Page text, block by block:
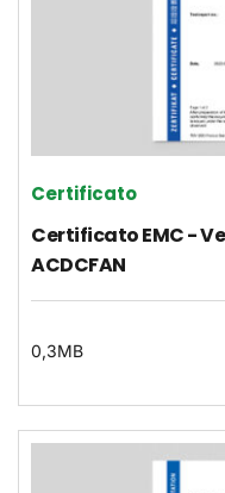
Certificato
Certificato EMC -
ACDCFAN
0,3MB